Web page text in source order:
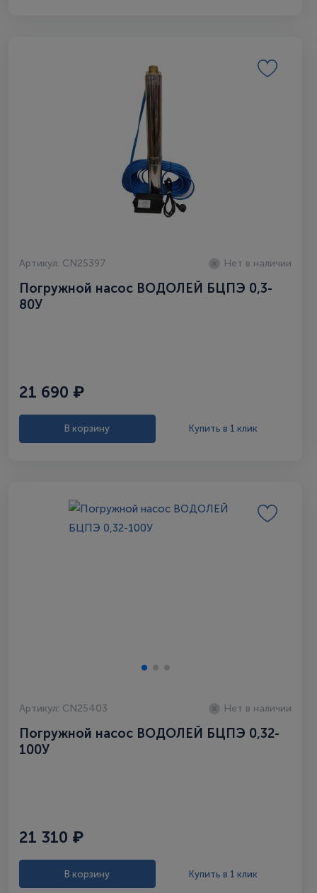
Артикул: CN25397 Нет в наличии
Погружной насос ВОДОЛЕЙ БЦПЭ 0,3-
80У
21 690 ₽
В корзину Купить в 1 клик
Артикул: CN25403 Нет в наличии
Погружной насос ВОДОЛЕЙ БЦПЭ 0,32-
100У
21 310 ₽
В корзину Купить в 1 клик